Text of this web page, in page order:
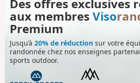
Des offres exclusives
aux membres Viso
Premium
Jusqu’à 20% de réduction sur votre
randonnée chez nos enseignes
sports outdoor.